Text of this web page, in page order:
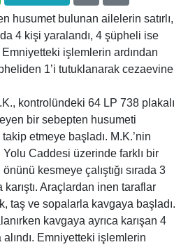
husumet bulunan ailelerin satırlı,
4 kişi yaralandı, 4 şüpheli ise
Emniyetteki işlemlerin ardından
1’i tutuklanarak cezaevine
kontrolündeki 64 LP 738 plakalı
bir sebepten husumeti
etmeye başladı. M.K.’nin
Caddesi üzerinde farklı bir
kesmeye çalıştığı sırada 3
Araçlardan inen taraflar
taş ve sopalarla kavgaya başladı.
kavgaya ayrıca karışan 4
Emniyetteki işlemlerin